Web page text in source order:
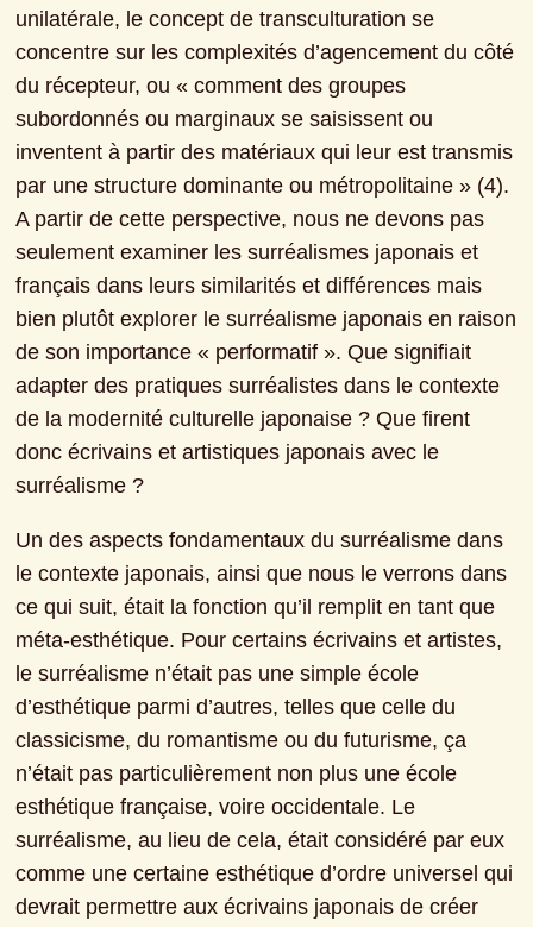
unilatérale, le concept de transculturation se
concentre sur les complexités d’agencement du côté
du récepteur, ou « comment des groupes
subordonnés ou marginaux se saisissent ou
inventent à partir des matériaux qui leur est transmis
par une structure dominante ou métropolitaine » (4).
A partir de cette perspective, nous ne devons pas
seulement examiner les surréalismes japonais et
français dans leurs similarités et différences mais
bien plutôt explorer le surréalisme japonais en raison
de son importance « performatif ». Que signifiait
adapter des pratiques surréalistes dans le contexte
de la modernité culturelle japonaise ? Que firent
donc écrivains et artistiques japonais avec le
surréalisme ?
Un des aspects fondamentaux du surréalisme dans
le contexte japonais, ainsi que nous le verrons dans
ce qui suit, était la fonction qu’il remplit en tant que
méta-esthétique. Pour certains écrivains et artistes,
le surréalisme n’était pas une simple école
d’esthétique parmi d’autres, telles que celle du
classicisme, du romantisme ou du futurisme, ça
n’était pas particulièrement non plus une école
esthétique française, voire occidentale. Le
surréalisme, au lieu de cela, était considéré par eux
comme une certaine esthétique d’ordre universel qui
devrait permettre aux écrivains japonais de créer